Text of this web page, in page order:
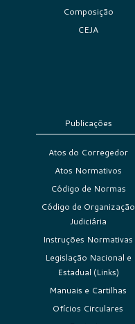
Composição
CEJA
Publicações
Atos do Corregedor
Atos Normativos
Código de Normas
Código de Organização
Judiciária
Instruções Normativas
Legislação Nacional e
Estadual (Links)
Manuais e Cartilhas
Ofícios Circulares